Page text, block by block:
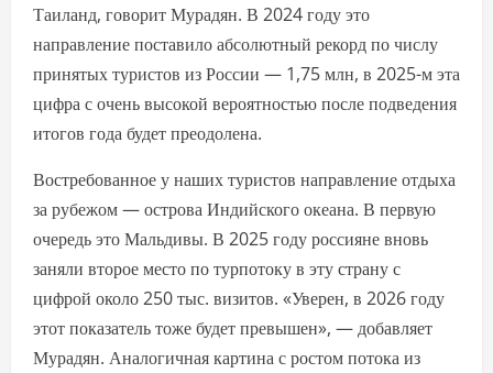
Таиланд, говорит Мурадян. В 2024 году это
направление поставило абсолютный рекорд по числу
принятых туристов из России — 1,75 млн, в 2025-м эта
цифра с очень высокой вероятностью после подведения
итогов года будет преодолена.
Востребованное у наших туристов направление отдыха
за рубежом — острова Индийского океана. В первую
очередь это Мальдивы. В 2025 году россияне вновь
заняли второе место по турпотоку в эту страну с
цифрой около 250 тыс. визитов. «Уверен, в 2026 году
этот показатель тоже будет превышен», — добавляет
Мурадян. Аналогичная картина с ростом потока из